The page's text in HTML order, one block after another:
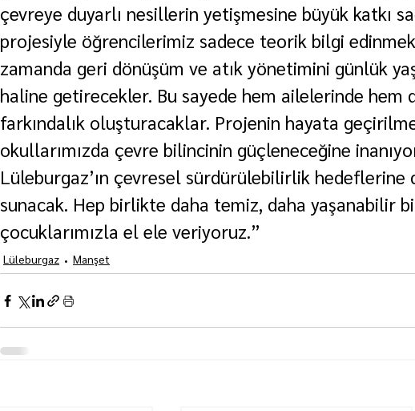
çevreye duyarlı nesillerin yetişmesine büyük katkı
projesiyle öğrencilerimiz sadece teorik bilgi
zamanda geri dönüşüm ve atık yönetimini günlük
haline getirecekler. Bu sayede hem ailelerinde hem
farkındalık oluşturacaklar. Projenin hayata
okullarımızda çevre bilincinin güçleneceğine
Lüleburgaz’ın çevresel sürdürülebilirlik hedeflerine
sunacak. Hep birlikte daha temiz, daha yaşanabilir
çocuklarımızla el ele veriyoruz.”
Lüleburgaz Manşet